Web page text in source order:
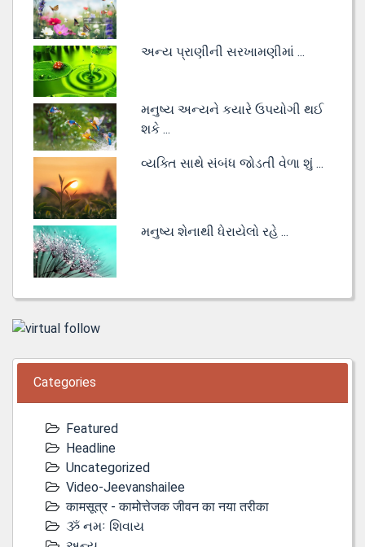
અન્ય પ્રાણીની સરખામણીમાં ...
મનુષ્ય અન્યને કયારે ઉપયોગી થઈ
શકે ...
વ્યક્તિ સાથે સંબંધ જોડતી વેળા શું ...
મનુષ્ય શેનાથી ધેરાયેલો રહે ...
Categories
Featured
Headline
Uncategorized
Video-Jeevanshailee
कामसूत्र - कामोत्तेजक जीवन का नया तरीका
ૐ નમઃ શિવાય